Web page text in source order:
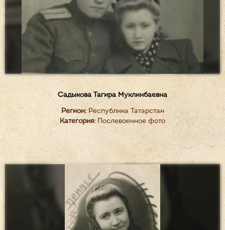
Садыкова Тагира Муклинбаевна
Регион:Республика Татарстан
Категория: Послевоенное фото